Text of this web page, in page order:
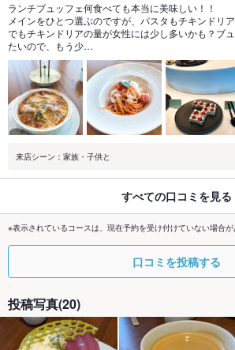
ランチブュッフェ何食べても本当に美味しい！！
メインをひとつ選ぶのですが、パスタもチキンドリ
でもチキンドリアの量が女性には少し多いかも？ブ
たいので、もう少…
来店シーン：家族・子供と
すべての口コミを見る
※表示されているコースは、現在予約を受け付けていない場合が
口コミを投稿する
投稿写真(20)